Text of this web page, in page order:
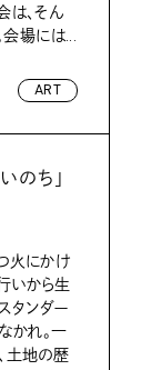
は、そん
会場には...
ART
のち」
火にかけ
いから生
タンダー
かれ。一
土地の歴